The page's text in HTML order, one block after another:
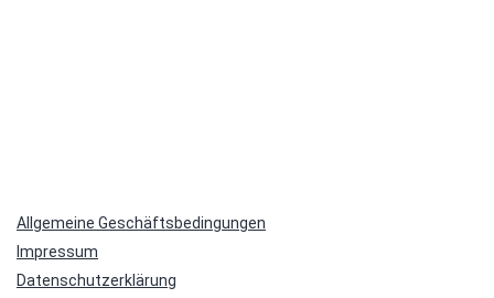
Allgemeine Geschäftsbedingungen
Impressum
Datenschutzerklärung